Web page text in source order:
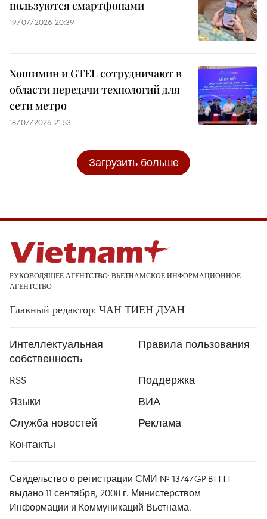
пользуются смартфонами
19/07/2026 20:39
Хошимин и GTEL сотрудничают в
области передачи технологий для
сети метро
18/07/2026 21:53
Загрузить больше
РУКОВОДЯЩЕЕ АГЕНТСТВО: ВЬЕТНАМСКОЕ ИНФОРМАЦИОННОЕ
АГЕНТСТВО
Главный редактор: ЧАН ТИЕН ДУАН
Интеллектуальная
собственность
Правила пользования
RSS
Поддержка
Языки
ВИА
Служба новостей
Реклама
Контакты
Свидельство о регистрации СМИ № 1374/GP-BTTTT
выдано 11 сентября, 2008 г. Министерством
Информации и Коммуникаций Вьетнама.